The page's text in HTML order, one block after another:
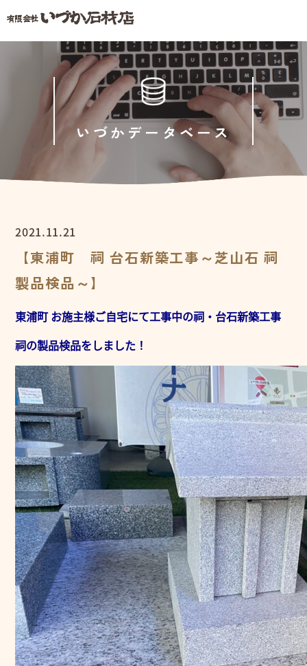
いづかデータベース
2021.11.21
【東浦町 祠 台石新築工事～芝山石 祠
製品検品～】
東浦町 お施主様ご自宅にて工事中の祠・台石新築工事
祠の製品検品をしました！